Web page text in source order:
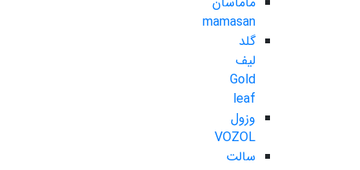
mamasan
گلد
لیف
Gold
leaf
وزول
VOZOL
سالت